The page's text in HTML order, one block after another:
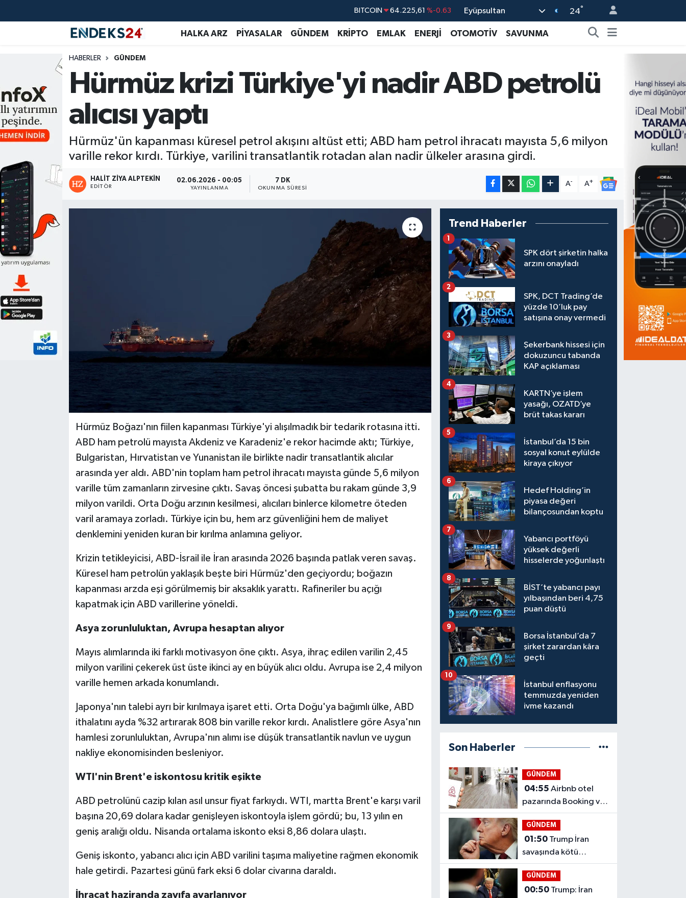
DOLAR 47,6704 %0
EURO 55,0406 %-0.08
BİST100 13.799 %70
Eyüpsultan 24°
HALKA ARZ PİYASALAR GÜNDEM KRİPTO EMLAK ENERJİ OTOMOTİV SAVUNMA
HABERLER GÜNDEM
Hürmüz krizi Türkiye'yi nadir ABD petrolü
alıcısı yaptı
Hürmüz'ün kapanması küresel petrol akışını altüst etti; ABD ham petrol ihracatı mayısta 5,6 milyon
varille rekor kırdı. Türkiye, varilini transatlantik rotadan alan nadir ülkeler arasına girdi.
HALIT ZIYA ALPTEKIN
EDITÖR
02.06.2026 - 00:05
YAYINLANMA
7 DK
OKUNMA SÜRESI
A- A+
Hürmüz Boğazı'nın fiilen kapanması Türkiye'yi alışılmadık bir tedarik rotasına itti.
ABD ham petrolü mayısta Akdeniz ve Karadeniz'e rekor hacimde aktı; Türkiye,
Bulgaristan, Hırvatistan ve Yunanistan ile birlikte nadir transatlantik alıcılar
arasında yer aldı. ABD'nin toplam ham petrol ihracatı mayısta günde 5,6 milyon
varille tüm zamanların zirvesine çıktı. Savaş öncesi şubatta bu rakam günde 3,9
milyon varildi. Orta Doğu arzının kesilmesi, alıcıları binlerce kilometre öteden
varil aramaya zorladı. Türkiye için bu, hem arz güvenliğini hem de maliyet
denklemini yeniden kuran bir kırılma anlamına geliyor.
Krizin tetikleyicisi, ABD-İsrail ile İran arasında 2026 başında patlak veren savaş.
Küresel ham petrolün yaklaşık beşte biri Hürmüz'den geçiyordu; boğazın
kapanması arzda eşi görülmemiş bir aksaklık yarattı. Rafineriler bu açığı
kapatmak için ABD varillerine yöneldi.
Asya zorunluluktan, Avrupa hesaptan alıyor
Mayıs alımlarında iki farklı motivasyon öne çıktı. Asya, ihraç edilen varilin 2,45
milyon varilini çekerek üst üste ikinci ay en büyük alıcı oldu. Avrupa ise 2,4 milyon
varille hemen arkada konumlandı.
Japonya'nın talebi ayrı bir kırılmaya işaret etti. Orta Doğu'ya bağımlı ülke, ABD
ithalatını ayda %32 artırarak 808 bin varille rekor kırdı. Analistlere göre Asya'nın
hamlesi zorunluluktan, Avrupa'nın alımı ise düşük transatlantik navlun ve uygun
nakliye ekonomisinden besleniyor.
WTI'nin Brent'e iskontosu kritik eşikte
ABD petrolünü cazip kılan asıl unsur fiyat farkıydı. WTI, martta Brent'e karşı varil
başına 20,69 dolara kadar genişleyen iskontoyla işlem gördü; bu, 13 yılın en
geniş aralığı oldu. Nisanda ortalama iskonto eksi 8,86 dolara ulaştı.
Geniş iskonto, yabancı alıcı için ABD varilini taşıma maliyetine rağmen ekonomik
hale getirdi. Pazartesi günü fark eksi 6 dolar civarına daraldı.
İhracat haziranda zayıfa ayarlanıyor
Trend Haberler
SPK dört şirketin halka
arzını onayladı
1
SPK, DCT Trading’de
yüzde 10’luk pay
satışına onay vermedi
2
Şekerbank hissesi için
dokuzuncu tabanda
KAP açıklaması
3
KARTN’ye işlem
yasağı, OZATD’ye
brüt takas kararı
4
İstanbul’da 15 bin
sosyal konut eylülde
kiraya çıkıyor
5
Hedef Holding’in
piyasa değeri
bilançosundan koptu
6
Yabancı portföyü
yüksek değerli
hisselerde yoğunlaştı
7
BİST’te yabancı payı
yılbaşından beri 4,75
puan düştü
8
Borsa İstanbul’da 7
şirket zarardan kâra
geçti
9
İstanbul enflasyonu
temmuzda yeniden
ivme kazandı
10
Son Haberler
GÜNDEM
04:55 Airbnb otel
pazarında Booking ve
Expedia’ya yaklaşıyor
GÜNDEM
01:50
savaşında kötü
seçenekler arasında
sıkıştı
GÜNDEM
00:50
GÜNDEM
HALKA ARZ
KRİPTO
OTOMOTİV
PİYASALAR
SAVUNMA
Nöbetçi Eczaneler
Hava Durumu
Trafik Durumu
Süper Lig Puan Durumu ve Fikstür
Tüm Manşetler
Son Dakika Haberleri
Haber Arşivi